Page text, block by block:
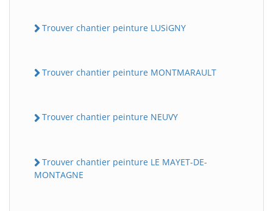
Trouver chantier peinture LUSiGNY
Trouver chantier peinture MONTMARAULT
Trouver chantier peinture NEUVY
Trouver chantier peinture LE MAYET-DE-
MONTAGNE